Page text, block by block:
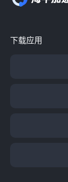
下载应用